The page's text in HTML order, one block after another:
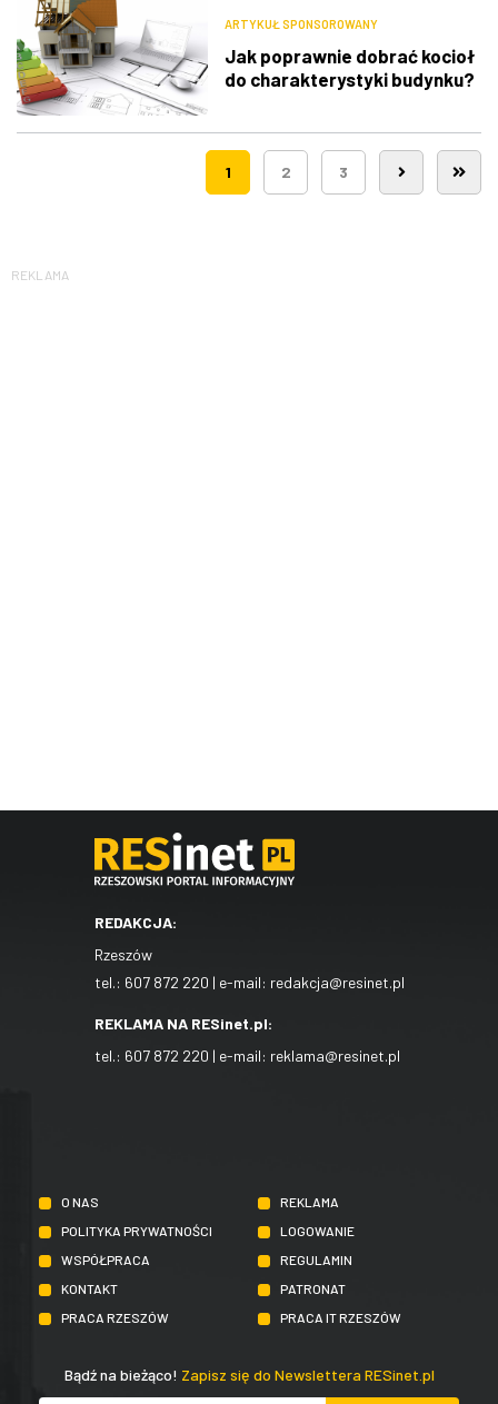
ARTYKUŁ SPONSOROWANY
Jak poprawnie dobrać kocioł
do charakterystyki budynku?
1 2 3
REKLAMA
REDAKCJA:
Rzeszów
tel.: 607 872 220 | e-mail: redakcja@resinet.pl
REKLAMA NA RESinet.pl:
tel.: 607 872 220 | e-mail: reklama@resinet.pl
O NAS
REKLAMA
POLITYKA PRYWATNOŚCI
LOGOWANIE
WSPÓŁPRACA
REGULAMIN
KONTAKT
PATRONAT
PRACA RZESZÓW
PRACA IT RZESZÓW
Bądź na bieżąco! Zapisz się do Newslettera RESinet.pl